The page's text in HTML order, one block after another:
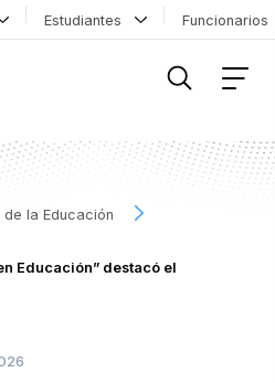
Estudiantes
la Educación
Educación” destacó el